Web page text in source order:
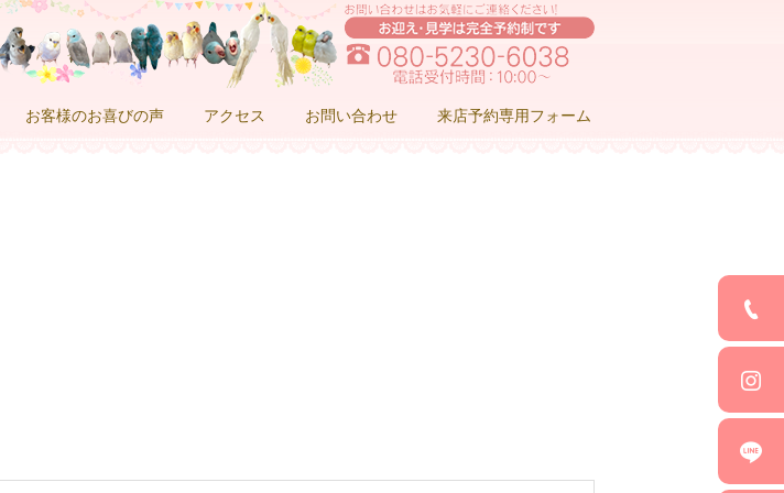
お客様のお喜びの声 アクセス お問い合わせ 来店予約専用フォーム